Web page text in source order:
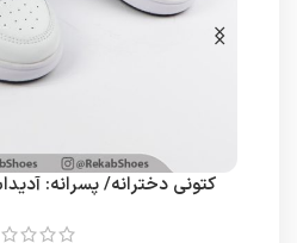
کتونی دخترانه/ پسرانه: